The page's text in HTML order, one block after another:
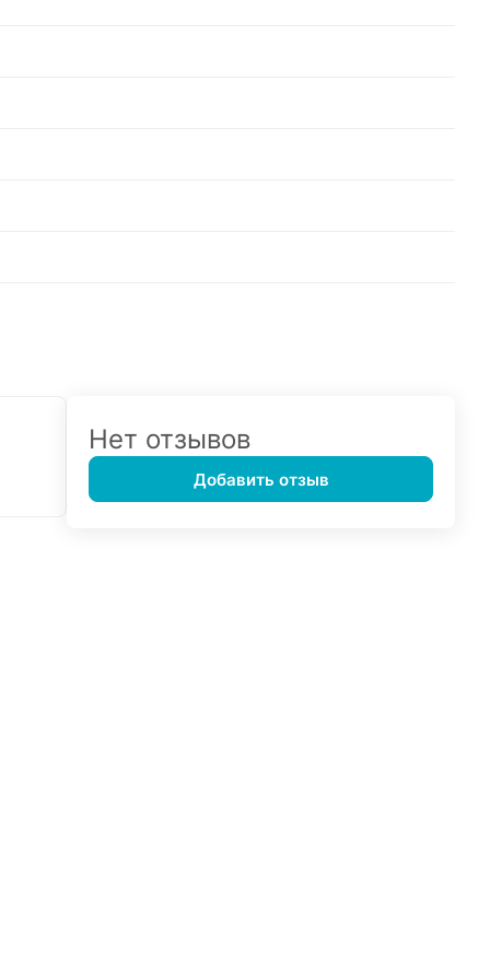
Нет отзывов
Добавить отзыв